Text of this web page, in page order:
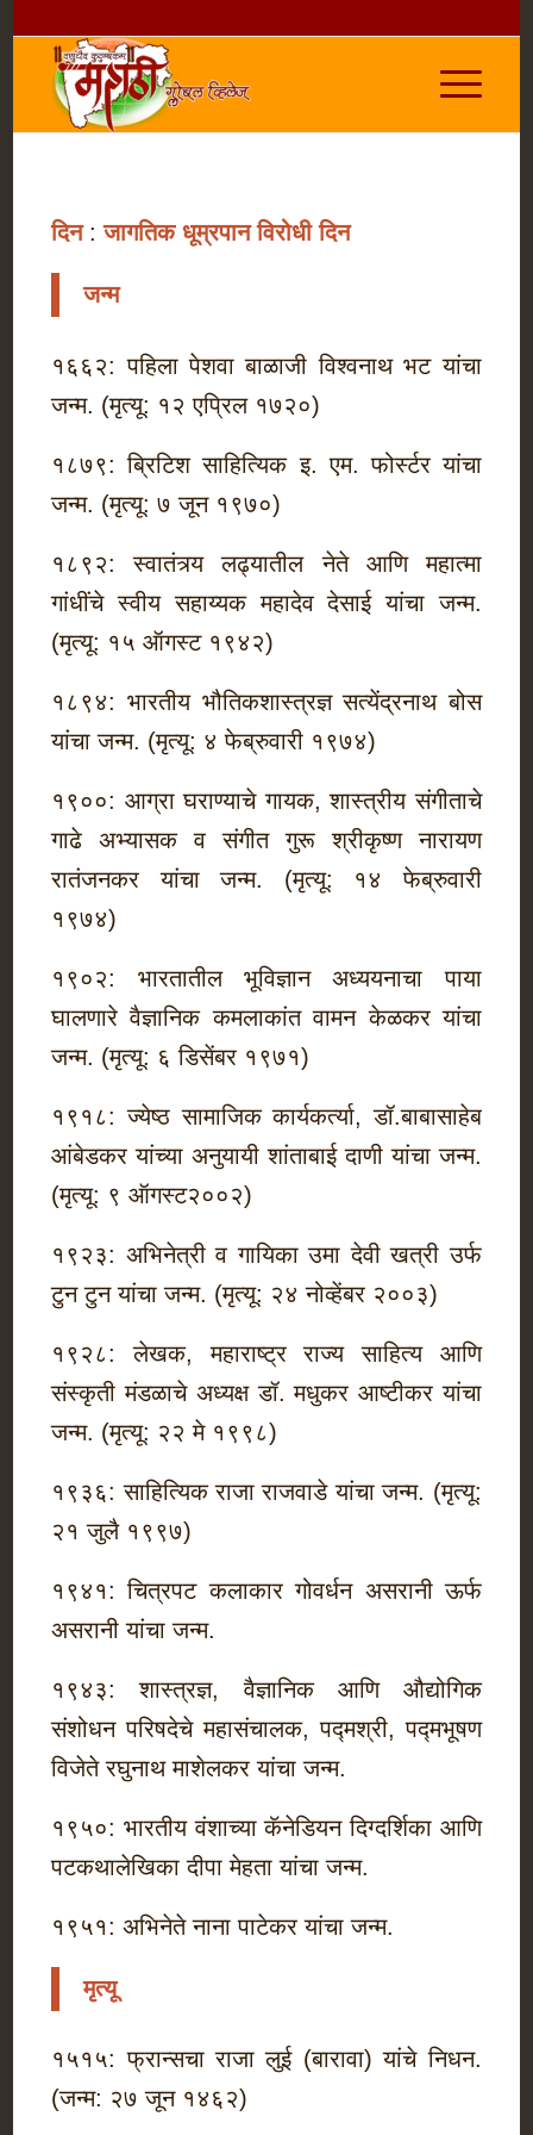
दिन:जागतिक धूम्रपान विरोधी दिन
जन्म
१६६२: पहिला पेशवा बाळाजी विश्वनाथ भट यांचा
जन्म. (मृत्यू: १२ एप्रिल १७२०)
१८७९: ब्रिटिश साहित्यिक इ. एम. फोर्स्टर यांचा
जन्म. (मृत्यू: ७ जून १९७०)
१८९२: स्वातंत्र्य लढ्यातील नेते आणि महात्मा
गांधींचे स्वीय सहाय्यक महादेव देसाई यांचा जन्म.
(मृत्यू: १५ ऑगस्ट १९४२)
१८९४: भारतीय भौतिकशास्त्रज्ञ सत्येंद्रनाथ बोस
यांचा जन्म. (मृत्यू: ४ फेब्रुवारी १९७४)
१९००: आग्रा घराण्याचे गायक, शास्त्रीय संगीताचे
गाढे अभ्यासक व संगीत गुरू श्रीकृष्ण नारायण
रातंजनकर यांचा जन्म. (मृत्यू: १४ फेब्रुवारी
१९७४)
१९०२: भारतातील भूविज्ञान अध्ययनाचा पाया
घालणारे वैज्ञानिक कमलाकांत वामन केळकर यांचा
जन्म. (मृत्यू: ६ डिसेंबर १९७१)
१९१८: ज्येष्ठ सामाजिक कार्यकर्त्या, डॉ.बाबासाहेब
आंबेडकर यांच्या अनुयायी शांताबाई दाणी यांचा जन्म.
(मृत्यू: ९ ऑगस्ट२००२)
१९२३: अभिनेत्री व गायिका उमा देवी खत्री उर्फ
टुन टुन यांचा जन्म. (मृत्यू: २४ नोव्हेंबर २००३)
१९२८: लेखक, महाराष्ट्र राज्य साहित्य आणि
संस्कृती मंडळाचे अध्यक्ष डॉ. मधुकर आष्टीकर यांचा
जन्म. (मृत्यू: २२ मे १९९८)
१९३६: साहित्यिक राजा राजवाडे यांचा जन्म. (मृत्यू:
२१ जुलै १९९७)
१९४१: चित्रपट कलाकार गोवर्धन असरानी ऊर्फ
असरानी यांचा जन्म.
१९४३: शास्त्रज्ञ, वैज्ञानिक आणि औद्योगिक
संशोधन परिषदेचे महासंचालक, पद्मश्री, पद्मभूषण
विजेते रघुनाथ माशेलकर यांचा जन्म.
१९५०: भारतीय वंशाच्या कॅनेडियन दिग्दर्शिका आणि
पटकथालेखिका दीपा मेहता यांचा जन्म.
१९५१: अभिनेते नाना पाटेकर यांचा जन्म.
मृत्यू
१५१५: फ्रान्सचा राजा लुई (बारावा) यांचे निधन.
(जन्म: २७ जून १४६२)